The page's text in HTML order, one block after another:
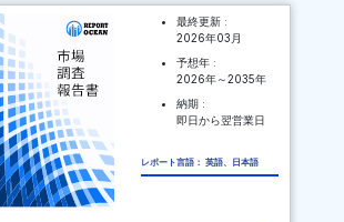
最終更新 :
2026年03月
予想年 :
2026年～2035年
納期 :
即日から翌営業日
レポート言語： 英語、日本語